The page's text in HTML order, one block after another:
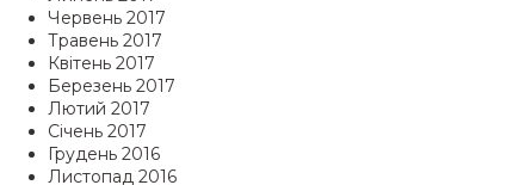
Червень 2017
Травень 2017
Квітень 2017
Березень 2017
Лютий 2017
Січень 2017
Грудень 2016
Листопад 2016